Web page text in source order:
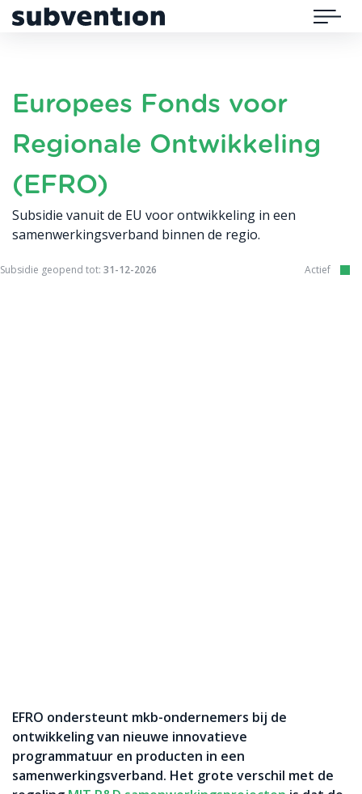
Subvention Menu
Europees Fonds voor
Regionale Ontwikkeling
(EFRO)
Subsidie geopend tot: 31-12-2026
Subsidie vanuit de EU voor ontwikkeling in een
samenwerkingsverband binnen de regio.
Actief
EFRO ondersteunt mkb-ondernemers bij de
ontwikkeling van nieuwe innovatieve
programmatuur en producten in een
samenwerkingsverband. Het grote verschil met de